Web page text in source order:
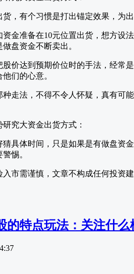
，有个习惯是打出锚定效果，为出
金准备在10元位置出货，想方设
盘资金不断卖出。
价达到预期价位时的手法，经常
们的心意。
种走法，不得不令人怀疑，真有可
猜具体时间，只是如果是有做盘资
惕。
市需谨慎，文章不构成任何投资
的特点玩法：关注什么